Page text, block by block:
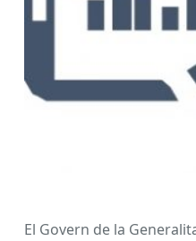
El Govern de la